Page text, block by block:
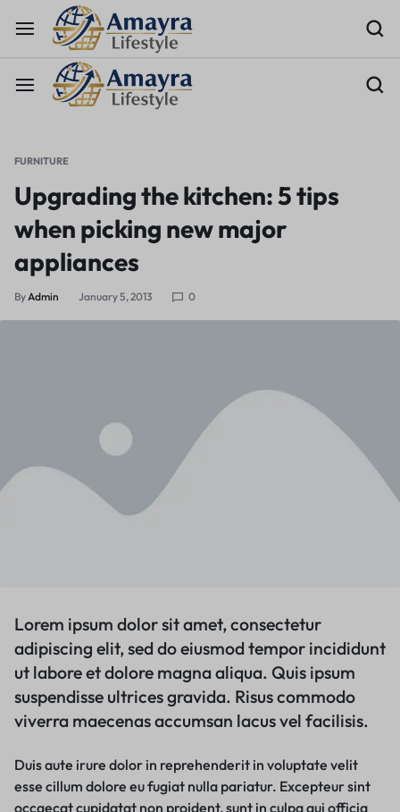
FURNITURE
Upgrading the kitchen: 5 tips
when picking new major
appliances
ByAdmin January 5, 2013 0
Lorem ipsum dolor sit amet, consectetur
adipiscing elit, sed do eiusmod tempor incididunt
ut labore et dolore magna aliqua. Quis ipsum
suspendisse ultrices gravida. Risus commodo
viverra maecenas accumsan lacus vel facilisis.
Duis aute irure dolor in reprehenderit in voluptate velit
esse cillum dolore eu fugiat nulla pariatur. Excepteur sint
occaecat cupidatat non proident, sunt in culpa qui officia